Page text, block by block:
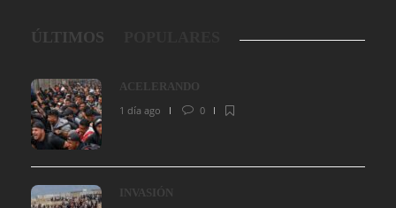
ÚLTIMOS
ACELERANDO
1 día ago
0
INVASIÓN